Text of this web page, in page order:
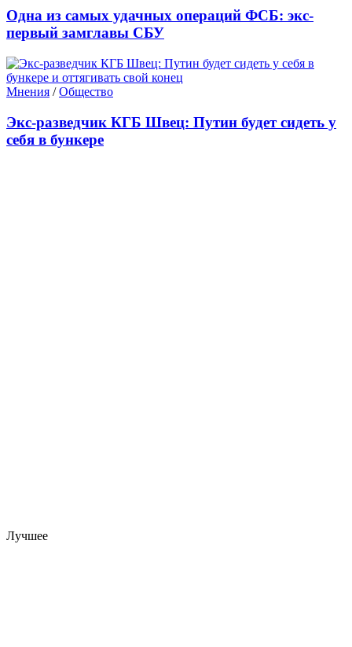
Одна из самых удачных операций ФСБ: экс-
первый замглавы СБУ
Мнения /Общество
Экс-разведчик КГБ Швец: Путин будет сидеть у
себя в бункере
Лучшее